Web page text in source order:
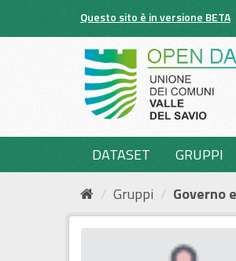
Questo sito è in versione BETA
DATASET GRUPPI
Gruppi
Governo